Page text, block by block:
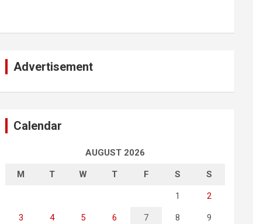
Advertisement
Calendar
AUGUST 2026
M T W T F S S
1 2
3 4 5 6 7 8 9